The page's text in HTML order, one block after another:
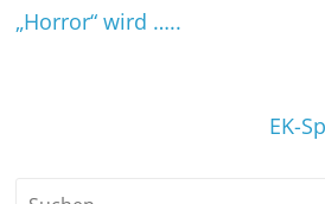
„Horror“ wird …..
EK-